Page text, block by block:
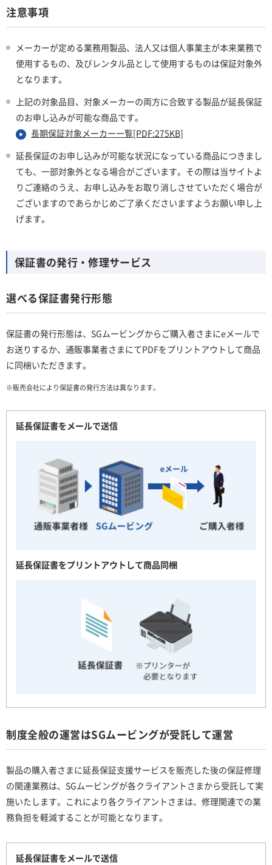
注意事項
メーカーが定める業務用製品、法人又は個人事業主が本来業務で
使用するもの、及びレンタル品として使用するものは保証対象外
となります。
上記の対象品目、対象メーカーの両方に合致する製品が延長保証
のお申し込みが可能な商品です。
長期保証対象メーカー一覧[PDF:275KB]
延長保証のお申し込みが可能な状況になっている商品につきまし
ても、一部対象外となる場合がございます。その際は当サイトよ
りご連絡のうえ、お申し込みをお取り消しさせていただく場合が
ございますのであらかじめご了承くださいますようお願い申し上
げます。
保証書の発行・修理サービス
選べる保証書発行形態
保証書の発行形態は、SGムービングからご購入者さまにeメールで
お送りするか、通販事業者さまにてPDFをプリントアウトして商品
に同梱いただきます。
※販売会社により保証書の発行方法は異なります。
延長保証書をメールで送信
延長保証書をプリントアウトして商品同梱
制度全般の運営はSGムービングが受託して運営
製品の購入者さまに延長保証支援サービスを販売した後の保証修理
の関連業務は、SGムービングが各クライアントさまから受託して実
施いたします。これにより各クライアントさまは、修理関連での業
務負担を軽減することが可能となります。
延長保証書をメールで送信